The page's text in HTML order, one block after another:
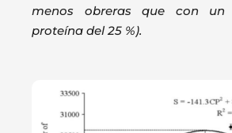
menos obreras que con un
proteína del 25 %).